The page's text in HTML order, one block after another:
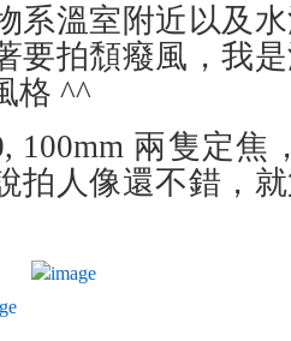
系溫室附近以及
要拍頹癈風，我
格 ^^
100mm 兩隻定焦
拍人像還不錯，